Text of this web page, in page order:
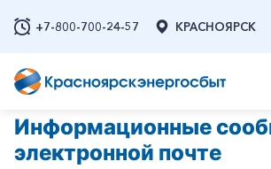
+7-800-700-24-57 КРАСНОЯРСК
Информационные
электронной почте